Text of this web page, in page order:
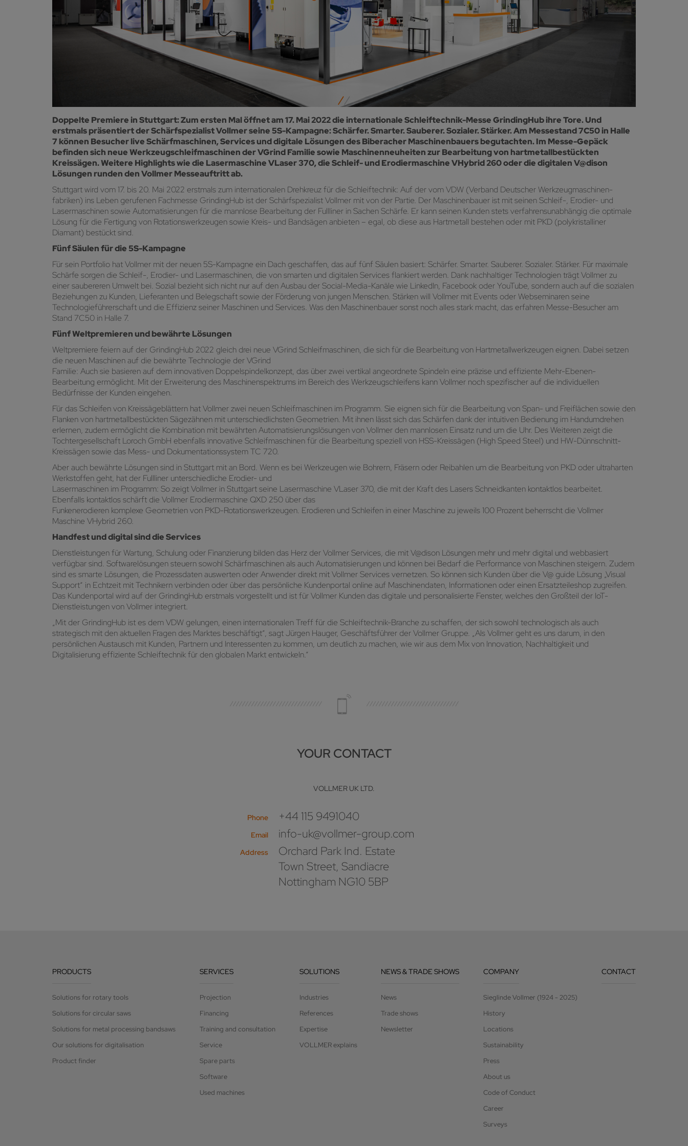
Doppelte Premiere in Stuttgart: Zum ersten Mal öffnet am 17. Mai 2022 die internationale Schleiftechnik-Messe GrindingHub ihre Tore. Und
erstmals präsentiert der Schärfspezialist Vollmer seine 5S-Kampagne: Schärfer. Smarter. Sauberer. Sozialer. Stärker. Am Messestand 7C50 in Halle
7 können Besucher live Schärfmaschinen, Services und digitale Lösungen des Biberacher Maschinenbauers begutachten. Im Messe-Gepäck
befinden sich neue Werkzeugschleifmaschinen der VGrind Familie sowie Maschinenneuheiten zur Bearbeitung von hartmetallbestückten
Kreissägen. Weitere Highlights wie die Lasermaschine VLaser 370, die Schleif- und Erodiermaschine VHybrid 260 oder die digitalen V@dison
Lösungen runden den Vollmer Messeauftritt ab.
Stuttgart wird vom 17. bis 20. Mai 2022 erstmals zum internationalen Drehkreuz für die Schleiftechnik: Auf der vom VDW (Verband Deutscher Werkzeugmaschinen-
fabriken) ins Leben gerufenen Fachmesse GrindingHub ist der Schärfspezialist Vollmer mit von der Partie. Der Maschinenbauer ist mit seinen Schleif-, Erodier- und
Lasermaschinen sowie Automatisierungen für die mannlose Bearbeitung der Fullliner in Sachen Schärfe. Er kann seinen Kunden stets verfahrensunabhängig die optimale
Lösung für die Fertigung von Rotationswerkzeugen sowie Kreis- und Bandsägen anbieten – egal, ob diese aus Hartmetall bestehen oder mit PKD (polykristalliner
Diamant) bestückt sind.
Fünf Säulen für die 5S-Kampagne
Für sein Portfolio hat Vollmer mit der neuen 5S-Kampagne ein Dach geschaffen, das auf fünf Säulen basiert: Schärfer. Smarter. Sauberer. Sozialer. Stärker. Für maximale
Schärfe sorgen die Schleif-, Erodier- und Lasermaschinen, die von smarten und digitalen Services flankiert werden. Dank nachhaltiger Technologien trägt Vollmer zu
einer saubereren Umwelt bei. Sozial bezieht sich nicht nur auf den Ausbau der Social-Media-Kanäle wie LinkedIn, Facebook oder YouTube, sondern auch auf die sozialen
Beziehungen zu Kunden, Lieferanten und Belegschaft sowie der Förderung von jungen Menschen. Stärken will Vollmer mit Events oder Webseminaren seine
Technologieführerschaft und die Effizienz seiner Maschinen und Services. Was den Maschinenbauer sonst noch alles stark macht, das erfahren Messe-Besucher am
Stand 7C50 in Halle 7.
Fünf Weltpremieren und bewährte Lösungen
Weltpremiere feiern auf der GrindingHub 2022 gleich drei neue VGrind Schleifmaschinen, die sich für die Bearbeitung von Hartmetallwerkzeugen eignen. Dabei setzen
die neuen Maschinen auf die bewährte Technologie der VGrind
Familie: Auch sie basieren auf dem innovativen Doppelspindelkonzept, das über zwei vertikal angeordnete Spindeln eine präzise und effiziente Mehr-Ebenen-
Bearbeitung ermöglicht. Mit der Erweiterung des Maschinenspektrums im Bereich des Werkzeugschleifens kann Vollmer noch spezifischer auf die individuellen
Bedürfnisse der Kunden eingehen.
Für das Schleifen von Kreissägeblättern hat Vollmer zwei neuen Schleifmaschinen im Programm. Sie eignen sich für die Bearbeitung von Span- und Freiflächen sowie den
Flanken von hartmetallbestückten Sägezähnen mit unterschiedlichsten Geometrien. Mit ihnen lässt sich das Schärfen dank der intuitiven Bedienung im Handumdrehen
erlernen, zudem ermöglicht die Kombination mit bewährten Automatisierungslösungen von Vollmer den mannlosen Einsatz rund um die Uhr. Des Weiteren zeigt die
Tochtergesellschaft Loroch GmbH ebenfalls innovative Schleifmaschinen für die Bearbeitung speziell von HSS-Kreissägen (High Speed Steel) und HW-Dünnschnitt-
Kreissägen sowie das Mess- und Dokumentationssystem TC 720.
Aber auch bewährte Lösungen sind in Stuttgart mit an Bord. Wenn es bei Werkzeugen wie Bohrern, Fräsern oder Reibahlen um die Bearbeitung von PKD oder ultraharten
Werkstoffen geht, hat der Fullliner unterschiedliche Erodier- und
Lasermaschinen im Programm: So zeigt Vollmer in Stuttgart seine Lasermaschine VLaser 370, die mit der Kraft des Lasers Schneidkanten kontaktlos bearbeitet.
Ebenfalls kontaktlos schärft die Vollmer Erodiermaschine QXD 250 über das
Funkenerodieren komplexe Geometrien von PKD-Rotationswerkzeugen. Erodieren und Schleifen in einer Maschine zu jeweils 100 Prozent beherrscht die Vollmer
Maschine VHybrid 260.
Handfest und digital sind die Services
Dienstleistungen für Wartung, Schulung oder Finanzierung bilden das Herz der Vollmer Services, die mit V@dison Lösungen mehr und mehr digital und webbasiert
verfügbar sind. Softwarelösungen steuern sowohl Schärfmaschinen als auch Automatisierungen und können bei Bedarf die Performance von Maschinen steigern. Zudem
sind es smarte Lösungen, die Prozessdaten auswerten oder Anwender direkt mit Vollmer Services vernetzen. So können sich Kunden über die V@ guide Lösung „Visual
Support“ in Echtzeit mit Technikern verbinden oder über das persönliche Kundenportal online auf Maschinendaten, Informationen oder einen Ersatzteileshop zugreifen.
Das Kundenportal wird auf der GrindingHub erstmals vorgestellt und ist für Vollmer Kunden das digitale und personalisierte Fenster, welches den Großteil der IoT-
Dienstleistungen von Vollmer integriert.
„Mit der GrindingHub ist es dem VDW gelungen, einen internationalen Treff für die Schleiftechnik-Branche zu schaffen, der sich sowohl technologisch als auch
strategisch mit den aktuellen Fragen des Marktes beschäftigt“, sagt Jürgen Hauger, Geschäftsführer der Vollmer Gruppe. „Als Vollmer geht es uns darum, in den
persönlichen Austausch mit Kunden, Partnern und Interessenten zu kommen, um deutlich zu machen, wie wir aus dem Mix von Innovation, Nachhaltigkeit und
Digitalisierung effiziente Schleiftechnik für den globalen Markt entwickeln.“
YOUR CONTACT
VOLLMER UK LTD.
Phone +44 115 9491040
Email info-uk@vollmer-group.com
Address
Orchard Park Ind. Estate
Town Street, Sandiacre
Nottingham NG10 5BP
PRODUCTS
Solutions for rotary tools
Solutions for circular saws
Solutions for metal processing bandsaws
Our solutions for digitalisation
Product finder
SERVICES
Projection
Financing
Training and consultation
Service
Spare parts
Software
Used machines
SOLUTIONS
Industries
References
Expertise
VOLLMER explains
NEWS & TRADE SHOWS
News
Trade shows
Newsletter
COMPANY
Sieglinde Vollmer (1924 - 2025)
History
Locations
Sustainability
Press
About us
Code of Conduct
Career
Surveys
CONTACT